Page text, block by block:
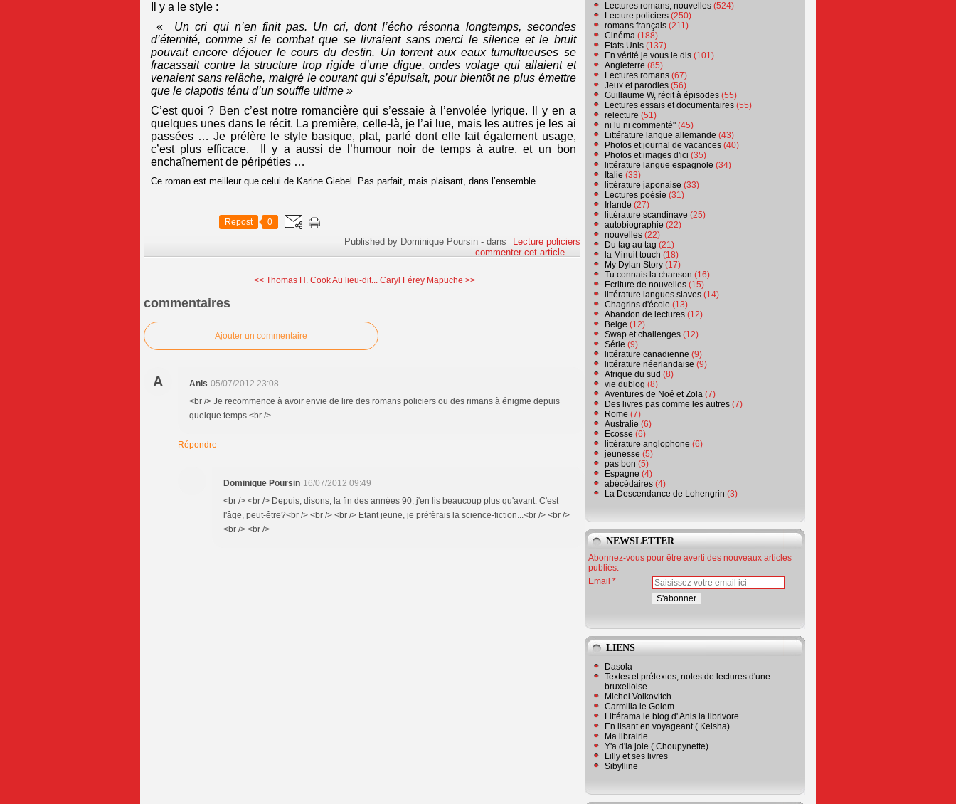
Il y a le style :
« Un cri qui n’en finit pas. Un cri, dont l’écho résonna longtemps, secondes
d’éternité, comme si le combat que se livraient sans merci le silence et le bruit
pouvait encore déjouer le cours du destin. Un torrent aux eaux tumultueuses se
fracassait contre la structure trop rigide d’une digue, ondes volage qui allaient et
venaient sans relâche, malgré le courant qui s’épuisait, pour bientôt ne plus émettre
que le clapotis ténu d’un souffle ultime »
C’est quoi ? Ben c’est notre romancière qui s’essaie à l’envolée lyrique. Il y en a
quelques unes dans le récit. La première, celle-là, je l’ai lue, mais les autres je les ai
passées … Je préfère le style basique, plat, parlé dont elle fait également usage,
c’est plus efficace. Il y a aussi de l’humour noir de temps à autre, et un bon
enchaînement de péripéties …
Ce roman est meilleur que celui de Karine Giebel. Pas parfait, mais plaisant, dans l’ensemble.
Repost 0
Published by Dominique Poursin -dans
Lecture policiers
commenter cet article
…
<< Thomas H. Cook Au lieu-dit... Caryl Férey Mapuche >>
commentaires
Ajouter un commentaire
A Anis 05/07/2012 23:08
<br /> Je recommence à avoir envie de lire des romans policiers ou des rimans à énigme depuis
quelque temps.<br />
Répondre
Dominique Poursin 16/07/2012 09:49
<br /> <br /> Depuis, disons, la fin des années 90, j'en lis beaucoup plus qu'avant. C'est
l'âge, peut-être?<br /> <br /> <br /> Etant jeune, je préfèrais la science-fiction...<br /> <br />
<br /> <br />
Lectures romans, nouvelles (524)
Lecture policiers (250)
romans français (211)
Cinéma (188)
Etats Unis (137)
En vérité je vous le dis (101)
Angleterre (85)
Lectures romans (67)
Jeux et parodies (56)
Guillaume W, récit à épisodes (55)
Lectures essais et documentaires (55)
relecture (51)
ni lu ni commenté" (45)
Littérature langue allemande (43)
Photos et journal de vacances (40)
Photos et images d'ici (35)
littérature langue espagnole (34)
Italie (33)
littérature japonaise (33)
Lectures poésie (31)
Irlande (27)
littérature scandinave (25)
autobiographie (22)
nouvelles (22)
Du tag au tag (21)
la Minuit touch (18)
My Dylan Story (17)
Tu connais la chanson (16)
Ecriture de nouvelles (15)
littérature langues slaves (14)
Chagrins d'école (13)
Abandon de lectures (12)
Belge (12)
Swap et challenges (12)
Série (9)
littérature canadienne (9)
littérature néerlandaise (9)
Afrique du sud (8)
vie dublog (8)
Aventures de Noé et Zola (7)
Des livres pas comme les autres (7)
Rome (7)
Australie (6)
Ecosse (6)
littérature anglophone (6)
jeunesse (5)
pas bon (5)
Espagne (4)
abécédaires (4)
La Descendance de Lohengrin (3)
NEWSLETTER
Abonnez-vous pour être averti des nouveaux articles
publiés.
Email
LIENS
Dasola
Textes et prétextes, notes de lectures d'une
bruxelloise
Michel Volkovitch
Carmilla le Golem
Littérama le blog d' Anis la librivore
En lisant en voyageant ( Keisha)
Ma librairie
Y'a d'la joie ( Choupynette)
Lilly et ses livres
Sibylline